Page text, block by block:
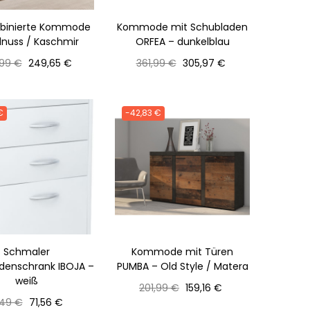
Kommode
/ Kaschmir
€ Preis
249,65 €
Kommode mit Schubladen
ORFEA – dunkelblau
Normaler
361,99 € Preis
305,97 €
Schmaler
IBOJA –
weiß
€ Preis
71,56 €
-42,83 €
Kommode mit Türen
PUMBA – Old Style / Matera
Normaler
201,99 € Preis
159,16 €